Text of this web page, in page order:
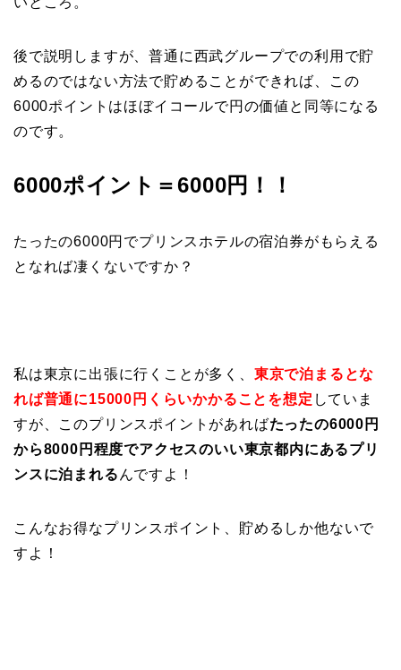
後で説明しますが、普通に西武グループでの利用で貯
めるのではない方法で貯めることができれば、この
6000ポイントはほぼイコールで円の価値と同等になる
のです。
6000ポイント＝6000円！！
たったの6000円でプリンスホテルの宿泊券がもらえる
となれば凄くないですか？
私は東京に出張に行くことが多く、 東京で泊まるとな
れば普通に15000円くらいかかることを想定 していま
すが、このプリンスポイントがあればたったの6000円
から8000円程度でアクセスのいい東京都内にあるプリ
ンスに泊まれる んですよ！
こんなお得なプリンスポイント、貯めるしか他ないで
すよ！